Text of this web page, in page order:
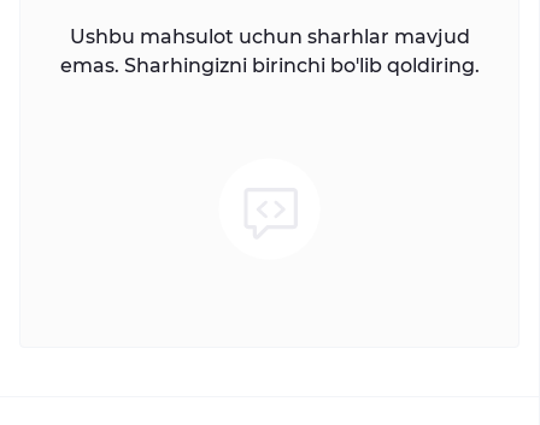
Ushbu mahsulot uchun sharhlar mavjud
emas. Sharhingizni birinchi bo'lib qoldiring.